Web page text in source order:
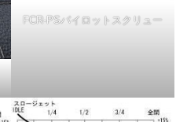
FCR-PSパイロットスクリュー